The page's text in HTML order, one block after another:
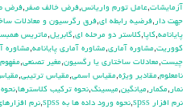
آزمايشات,عامل تورم واريانس,فرض خالف صفر ,فرض
جهت دار ,فرضيه رابطه اي,فرق رگرسیون و معادلات
پايانامه,كاپا,كلاستر دو مرحله اي,گابريل,ماتريس
كووريت,مشاوره آماري,مشاوره آماري پايانامه,مشاوره
چیست,معادلات ساختاری یا رگسیون,مغير تصنعي,
نامعلوم,مقادير ويژه,مقياس اسمي,مقياس ترتيبي,
نمار ,مكمار ,ميانگين,ميسينگ,نحوه تركيب كلاسترها,
نرم افزار spss
,نحوه ورود داده ها به spss ,نرم